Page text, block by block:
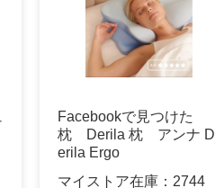
Facebookで見つけた
枕 Derila 枕 アンナ D
erila Ergo
マイストア在庫： 2744